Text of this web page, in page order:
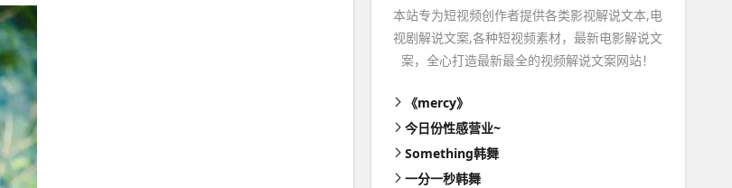
本站专为短视频创作者提供各类影视解说文本,电
视剧解说文案,各种短视频素材，最新电影解说文
案，全心打造最新最全的视频解说文案网站！
《mercy》
今日份性感营业~
Something韩舞
一分一秒韩舞